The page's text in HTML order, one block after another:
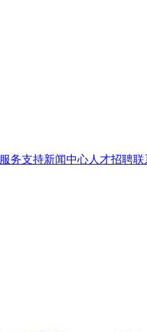
服务支持新闻中心人才招聘联